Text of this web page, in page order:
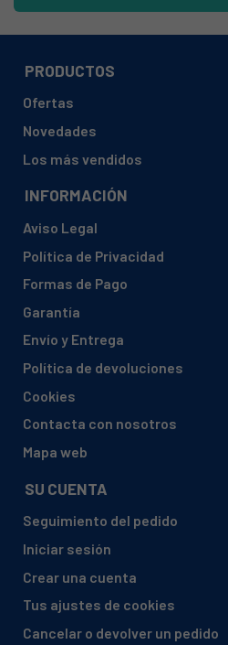
PRODUCTOS
Ofertas
Novedades
Los más vendidos
INFORMACIÓN
Aviso Legal
Política de Privacidad
Formas de Pago
Garantía
Envío y Entrega
Política de devoluciones
Cookies
Contacta con nosotros
Mapa web
SU CUENTA
Seguimiento del pedido
Iniciar sesión
Crear una cuenta
Tus ajustes de cookies
Cancelar o devolver un pedido